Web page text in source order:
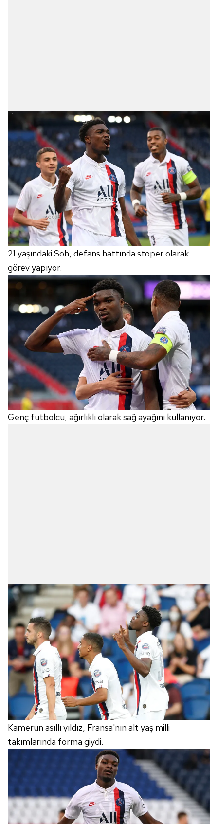
21 yaşındaki Soh, defans hattında stoper olarak
görev yapıyor.
Genç futbolcu, ağırlıklı olarak sağ ayağını kullanıyor.
Kamerun asıllı yıldız, Fransa'nın alt yaş milli
takımlarında forma giydi.